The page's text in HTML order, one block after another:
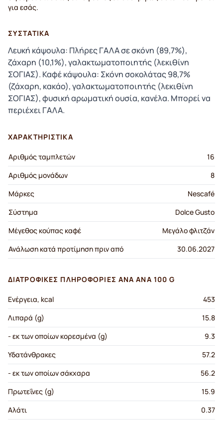
για εσάς.
ΣΥΣΤΑΤΙΚΆ
Λευκή κάψουλα: Πλήρες ΓΑΛΑ σε σκόνη (89,7%),
ζάχαρη (10,1%), γαλακτωματοποιητής (λεκιθίνη
ΣΟΓΙΑΣ). Καφέ κάψουλα: Σκόνη σοκολάτας 98,7%
(ζάχαρη, κακάο), γαλακτωματοποιητής (λεκιθίνη
ΣΟΓΙΑΣ), φυσική αρωματική ουσία, κανέλα. Μπορεί να
περιέχει ΓΑΛΑ.
ΧΑΡΑΚΤΗΡΙΣΤΙΚΆ
Αριθμός ταμπλετών
16
Αριθμός μονάδων
8
Μάρκες
Nescafé
Σύστημα
Dolce Gusto
Μέγεθος κούπας καφέ
Μεγάλο φλιτζάν
Ανάλωση κατά προτίμηση πριν από
30.06.2027
ΔΙΑΤΡΟΦΙΚΈΣ ΠΛΗΡΟΦΟΡΊΕΣ ΑΝΆ ΑΝΆ 100 G
Ενέργεια, kcal
453
Λιπαρά (g)
15.8
- εκ των οποίων κορεσμένα (g)
9.3
Υδατάνθρακες
57.2
- εκ των οποίων σάκχαρα
56.2
Πρωτεΐνες (g)
15.9
Αλάτι
0.37